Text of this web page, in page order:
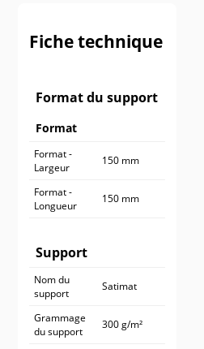
700 ex.455,90 €
800 ex.500,90 €
Fiche technique
Format du support
Format
Format -
Largeur
150 mm
Format -
Longueur
150 mm
Support
Nom du
support
Satimat
Grammage
du support
300 g/m²